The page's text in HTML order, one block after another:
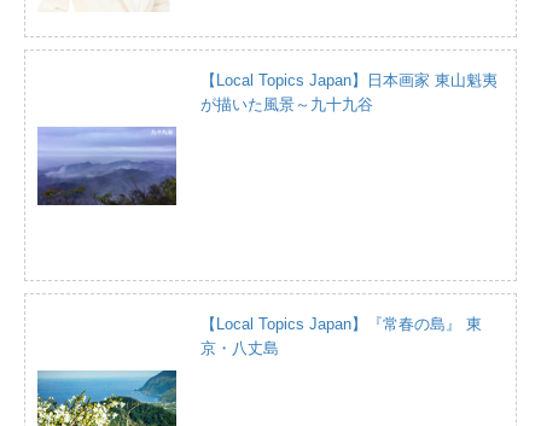
【Local Topics Japan】日本画家 東山魁夷
が描いた風景～九十九谷
【Local Topics Japan】『常春の島』 東
京・八丈島